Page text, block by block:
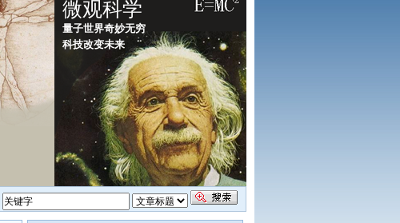
微观科学
量子世界奇妙无穷
科技改变未来